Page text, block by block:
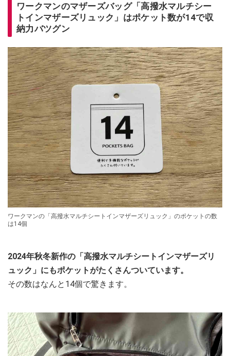
ワークマンのマザーズバッグ「高撥水マルチシー
トインマザーズリュック」はポケット数が14で収
納力バツグン
ワークマンの「高撥水マルチシートインマザーズリュック」のポケットの数
は14個
2024年秋冬新作の「高撥水マルチシートインマザーズリ
ュック」にもポケットがたくさんついています。
その数はなんと14個で驚きます。